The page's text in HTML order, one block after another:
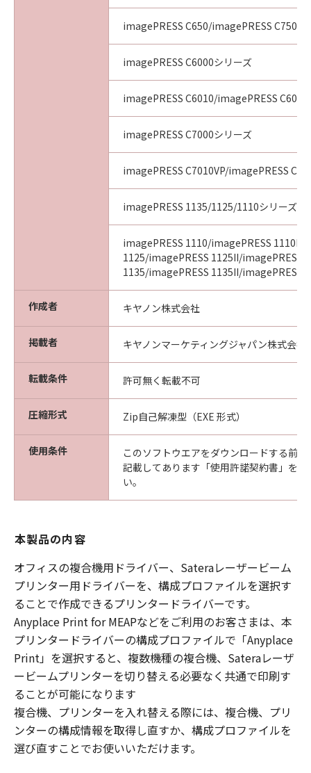
imagePRESS C650/imagePRESS C750/
imagePRESS C6000シリーズ
imagePRESS C6010/imagePRESS C6011
imagePRESS C7000シリーズ
imagePRESS C7010VP/imagePRESS
imagePRESS 1135/1125/1110シリーズ
imagePRESS 1110/imagePRESS 1110II/
1125/imagePRESS 1125II/imagePRESS
1135/imagePRESS 1135II/imagePRESS
作成者 キヤノン株式会社
掲載者 キヤノンマーケティングジャパン株式会社
転載条件 許可無く転載不可
圧縮形式 Zip自己解凍型（EXE 形式）
使用条件
このソフトウエアをダウンロードする前
記載してあります「使用許諾契約書」を
い。
本製品の内容
オフィスの複合機用ドライバー、Sateraレーザービーム
プリンター用ドライバーを、構成プロファイルを選択す
ることで作成できるプリンタードライバーです。
Anyplace Print for MEAPなどをご利用のお客さまは、本
プリンタードライバーの構成プロファイルで「Anyplace
Print」を選択すると、複数機種の複合機、Sateraレーザ
ービームプリンターを切り替える必要なく共通で印刷す
ることが可能になります
複合機、プリンターを入れ替える際には、複合機、プリ
ンターの構成情報を取得し直すか、構成プロファイルを
選び直すことでお使いいただけます。